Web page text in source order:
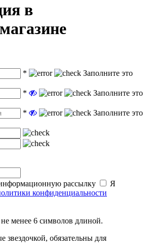
в
*
Заполните это
*
Заполните это
*
Заполните это
рассылку
Я
конфиденциальности
менее 6 символов длиной.
обязательны для